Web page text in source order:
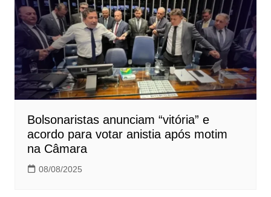
Bolsonaristas anunciam “vitória” e
acordo para votar anistia após motim
na Câmara
08/08/2025